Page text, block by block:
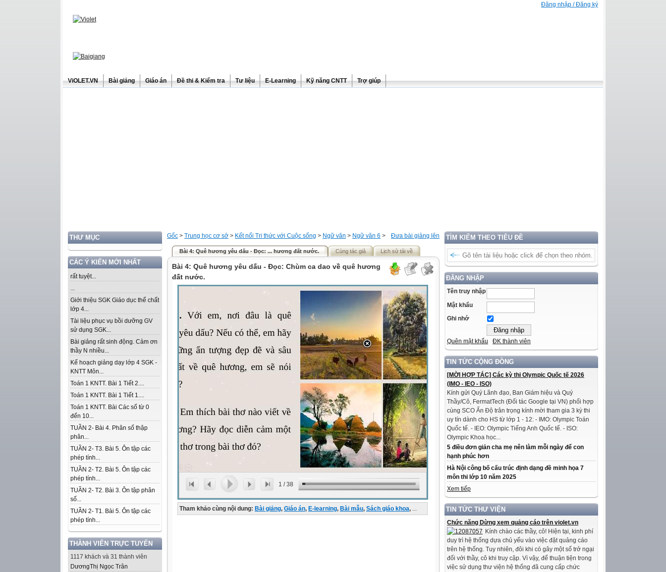
Đăng nhập / Đăng ký
ViOLET.VN Bài giảng Giáo án Đề thi & Kiểm tra Tư liệu E-Learning Kỹ năng CNTT Trợ giúp
THƯ MỤC
CÁC Ý KIẾN MỚI NHẤT
rất tuyệt...
...
Giới thiệu SGK Giáo dục thể chất
lớp 4...
Tài liệu phục vụ bồi dưỡng GV
sử dụng SGK...
Bài giảng rất sinh động. Cảm ơn
thầy N nhiều...
Kế hoạch giảng dạy lớp 4 SGK -
KNTT Môn...
Toán 1 KNTT. Bài 1 Tiết 2....
Toán 1 KNTT. Bài 1 Tiết 1....
Toán 1 KNTT. Bài Các số từ 0
đến 10...
TUẦN 2- Bài 4. Phân số thập
phân...
TUẦN 2- T3. Bài 5. Ôn tập các
phép tính...
TUẦN 2- T2. Bài 5. Ôn tập các
phép tính...
TUẦN 2- T2. Bài 3. Ôn tập phân
số...
TUẦN 2- T1. Bài 5. Ôn tập các
phép tính...
THÀNH VIÊN TRỰC TUYẾN
1117 khách và 31 thành viên
DươngThị Ngọc Trân
TÌM KIẾM THEO TIÊU ĐỀ
ĐĂNG NHẬP
Tên truy nhập
Mật khẩu
Ghi nhớ
Quên mật khẩu ĐK thành viên
TIN TỨC CỘNG ĐỒNG
[MỜI HỢP TÁC] Các kỳ thi Olympic Quốc tế 2026
(IMO - IEO - ISO)
Kính gửi Quý Lãnh đạo, Ban Giám hiệu và Quý
Thầy/Cô, FermatTech (Đối tác Google tại VN) phối hợp
cùng SCO Ấn Độ trân trọng kính mời tham gia 3 kỳ thi
uy tín dành cho HS từ lớp 1 - 12: - IMO: Olympic Toán
Quốc tế. - IEO: Olympic Tiếng Anh Quốc tế. - ISO:
Olympic Khoa học...
5 điều đơn giản cha mẹ nên làm mỗi ngày để con
hạnh phúc hơn
Hà Nội công bố cấu trúc định dạng đề minh họa 7
môn thi lớp 10 năm 2025
Xem tiếp
TIN TỨC THƯ VIỆN
Chức năng Dừng xem quảng cáo trên violet.vn
Kính chào các thầy, cô! Hiện tại, kinh phí
duy trì hệ thống dựa chủ yếu vào việc đặt quảng cáo
trên hệ thống. Tuy nhiên, đôi khi có gây một số trở ngại
đối với thầy, cô khi truy cập. Vì vậy, để thuận tiện trong
việc sử dụng thư viện hệ thống đã cung cấp chức
Đưa bài giảng lên
Gốc > Trung học cơ sở > Kết nối Tri thức với Cuộc sống > Ngữ văn > Ngữ văn 6 >
Bài 4: Quê hương yêu dấu - Đọc: ... hương đất nước. Cùng tác giả Lịch sử tải về
Bài 4: Quê hương yêu dấu - Đọc: Chùm ca dao về quê hương
đất nước.
1 /38
Tham khảo cùng nội dung: Bài giảng, Giáo án, E-learning, Bài mẫu, Sách giáo khoa, ...